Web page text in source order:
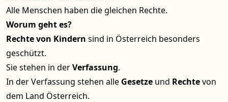
Alle Menschen haben die gleichen Rechte.
Worum geht es?
Rechte von Kindern sind in Österreich besonders
geschützt.
Sie stehen in derVerfassung.
In der Verfassung stehen alle Gesetzeund Rechtevon
dem Land Österreich.